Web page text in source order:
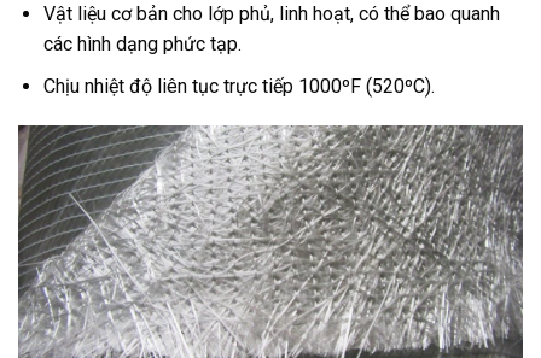
Vật liệu cơ bản cho lớp phủ, linh hoạt, có thể bao quanh
các hình dạng phức tạp.
Chịu nhiệt độ liên tục trực tiếp 1000ºF (520ºC).